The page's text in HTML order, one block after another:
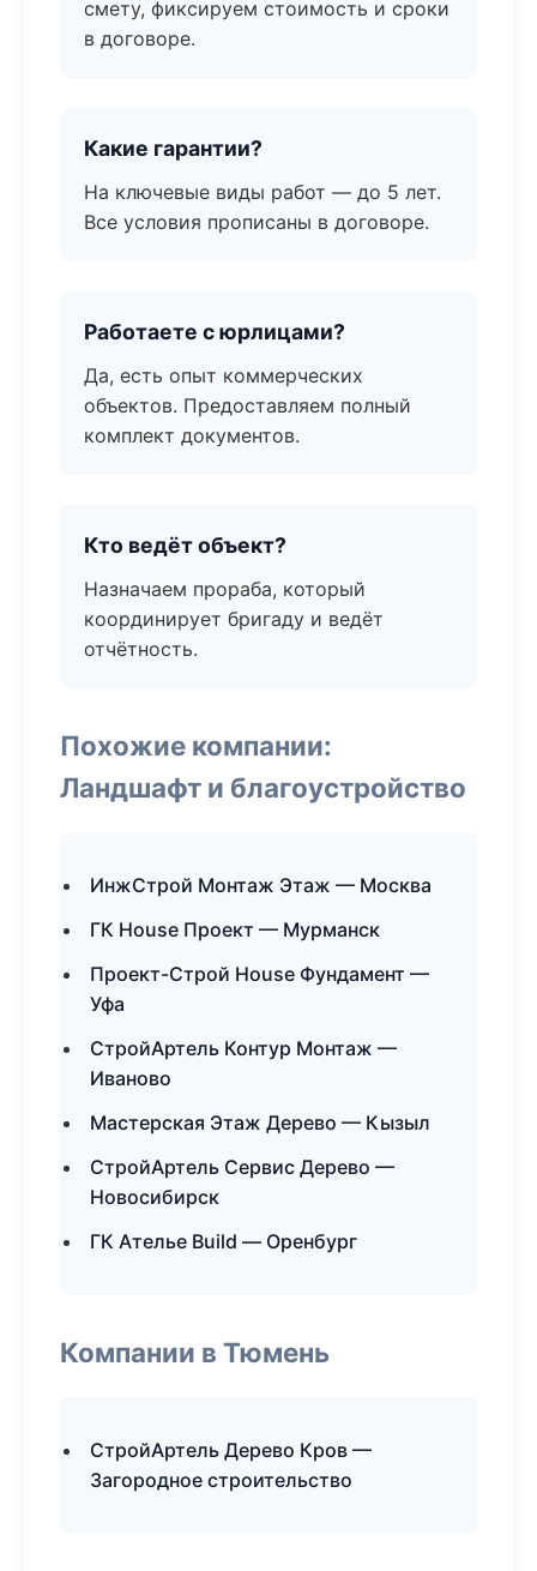
смету, фиксируем стоимость и сроки
в договоре.
Какие гарантии?
На ключевые виды работ — до 5 лет.
Все условия прописаны в договоре.
Работаете с юрлицами?
Да, есть опыт коммерческих
объектов. Предоставляем полный
комплект документов.
Кто ведёт объект?
Назначаем прораба, который
координирует бригаду и ведёт
отчётность.
Похожие компании:
Ландшафт и благоустройство
ИнжСтрой Монтаж Этаж — Москва
ГК House Проект — Мурманск
Проект-Строй House Фундамент —
Уфа
СтройАртель Контур Монтаж —
Иваново
Мастерская Этаж Дерево — Кызыл
СтройАртель Сервис Дерево —
Новосибирск
ГК Ателье Build — Оренбург
Компании в Тюмень
СтройАртель Дерево Кров —
Загородное строительство